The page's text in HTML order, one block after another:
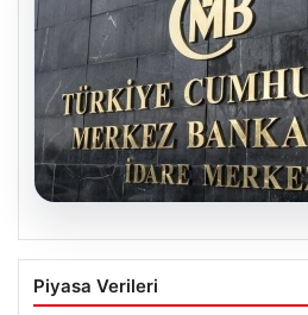
05.08.2026
Merkez Bankası Nisan
Zaman Açıklanacak?
Piyasa Verileri